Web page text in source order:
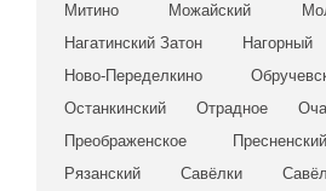
Митино
Можайский
Нагатинский Затон
Нагорный
Ново-Переделкино
Останкинский
Отрадное
Преображенское
Пресненский
Рязанский Савёлки